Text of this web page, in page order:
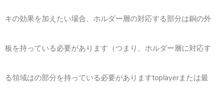
キの効果を加えたい場合、ホルダー層の対応する部分は銅の外
板を持っている必要があります（つまり、ホルダー層に対応す
る領域はの部分を持っている必要がありますtoplayerまたは最